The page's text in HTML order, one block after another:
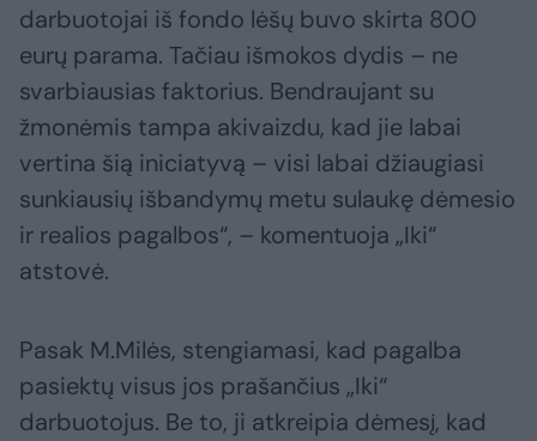
darbuotojai iš fondo lėšų buvo skirta 800
eurų parama. Tačiau išmokos dydis – ne
svarbiausias faktorius. Bendraujant su
žmonėmis tampa akivaizdu, kad jie labai
vertina šią iniciatyvą – visi labai džiaugiasi
sunkiausių išbandymų metu sulaukę dėmesio
ir realios pagalbos“, – komentuoja „Iki“
atstovė.
Pasak M.Milės, stengiamasi, kad pagalba
pasiektų visus jos prašančius „Iki“
darbuotojus. Be to, ji atkreipia dėmesį, kad